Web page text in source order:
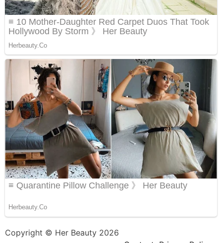
Copyright © Her Beauty 2026